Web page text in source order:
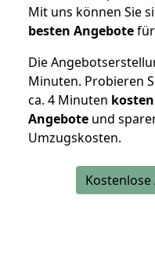
Mit uns können Sie
besten Angebote
Die
Minuten. Probieren
ca. 4 Minuten
Angebote und
Umzugskosten.